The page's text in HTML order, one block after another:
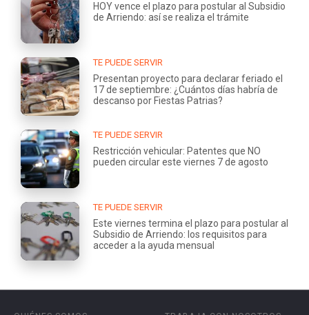
HOY vence el plazo para postular al Subsidio
de Arriendo: así se realiza el trámite
TE PUEDE SERVIR
Presentan proyecto para declarar feriado el
17 de septiembre: ¿Cuántos días habría de
descanso por Fiestas Patrias?
TE PUEDE SERVIR
Restricción vehicular: Patentes que NO
pueden circular este viernes 7 de agosto
TE PUEDE SERVIR
Este viernes termina el plazo para postular al
Subsidio de Arriendo: los requisitos para
acceder a la ayuda mensual